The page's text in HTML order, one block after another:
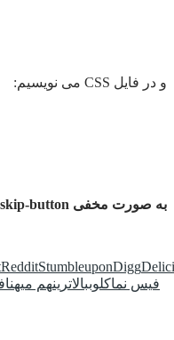
و در فایل CSS می نویسیم:
قرارگذاری دکمه های skip-button به صورت مخفی
RedditStumbleuponDigg
فیس نماکلوببالاترینهم میهن